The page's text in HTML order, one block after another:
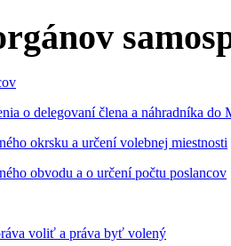
o delegovaní člena a náhradníka
okrsku a určení volebnej miestnosti
obvodu a o určení počtu poslancov
voliť a práva byť volený